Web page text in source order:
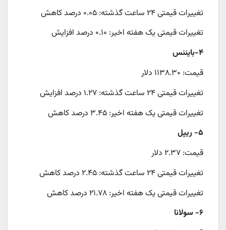
تغییرات قیمتی ۲۴ ساعت گذشته: ۰.۰۵ درصد کاهش
تغییرات قیمتی یک هفته اخیر: ۰.۱۰ درصد افزایش
۴-بایننس
قیمت: ۱۱۳۸.۳۰ دلار
تغییرات قیمتی ۲۴ ساعت گذشته: ۱.۲۷ درصد افزایش
تغییرات قیمتی یک هفته اخیر: ۳.۴۵ درصد کاهش
۵- ریپل
قیمت: ۲.۳۷ دلار
تغییرات قیمتی ۲۴ ساعت گذشته: ۲.۴۵ درصد کاهش
تغییرات قیمتی یک هفته اخیر: ۲۱.۷۸ درصد کاهش
۶- سولانا